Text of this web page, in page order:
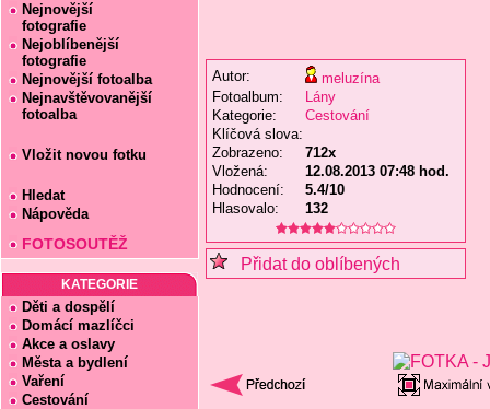
Nejnovější
fotografie
Nejoblíbenější
fotografie
Nejnovější fotoalba
Nejnavštěvovanější
fotoalba
Vložit novou fotku
Hledat
Nápověda
FOTOSOUTĚŽ
KATEGORIE
Děti a dospělí
Domácí mazlíčci
Akce a oslavy
Města a bydlení
Vaření
Cestování
Autor:
meluzína
Fotoalbum:
Lány
Kategorie:
Cestování
Klíčová slova:
Zobrazeno:
712x
Vložená:
12.08.2013 07:48 hod.
Hodnocení:
5.4/10
Hlasovalo:
132
Přidat do oblíbených